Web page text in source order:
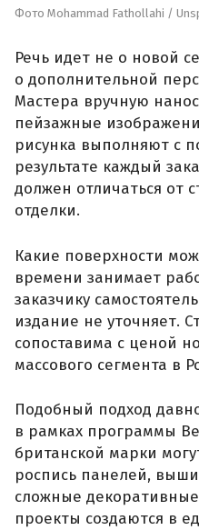
Фото Mohammad Fathollahi /
Речь идет не о новой
о дополнительной
Мастера вручную
пейзажные
рисунка выполняют с
результате каждый
должен отличаться от
отделки.
Какие поверхности
времени занимает
заказчику
издание не уточняет.
сопоставима с ценой
массового сегмента в
Подобный подход
в рамках программы
британской марки
роспись панелей,
сложные
проекты создаются в